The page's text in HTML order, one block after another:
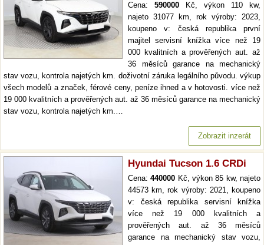
Cena: 590000 Kč, výkon 110 kw,
najeto 31077 km, rok výroby: 2023,
koupeno v: česká republika první
majitel servisní knížka více než 19
000 kvalitních a prověřených aut. až
36 měsíců garance na mechanický
stav vozu, kontrola najetých km. doživotní záruka legálního původu. výkup
všech modelů a značek, férové ceny, peníze ihned a v hotovosti. více než
19 000 kvalitních a prověřených aut. až 36 měsíců garance na mechanický
stav vozu, kontrola najetých km.…
Zobrazit inzerát
Hyundai Tucson 1.6 CRDi
Cena:440000 Kč, výkon 85 kw, najeto
44573 km, rok výroby: 2021, koupeno
v: česká republika servisní knížka
více než 19 000 kvalitních a
prověřených aut. až 36 měsíců
garance na mechanický stav vozu,